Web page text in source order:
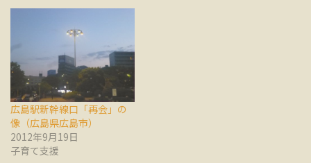
広島駅新幹線口「再会」の
像（広島県広島市）
2012年9月19日
子育て支援